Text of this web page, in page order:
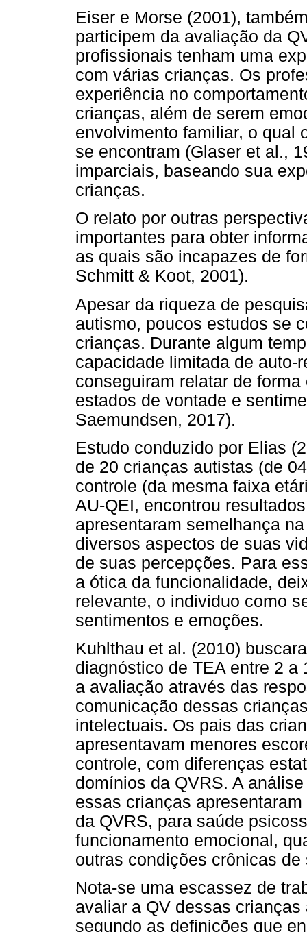
Eiser e Morse (2001),
participem da avaliação da
profissionais tenham uma
com várias crianças. Os
experiência no
crianças, além de serem
envolvimento familiar, o qual
se encontram (Glaser et al.,
imparciais, baseando sua
crianças.
O relato por outras
importantes para obter
as quais são incapazes de
Schmitt & Koot, 2001).
Apesar da riqueza de
autismo, poucos estudos se
crianças. Durante algum
capacidade limitada de auto-
conseguiram relatar de
estados de vontade e
Saemundsen, 2017).
Estudo conduzido por Elias
de 20 crianças autistas (de
controle (da mesma faixa
AU-QEI, encontrou
apresentaram semelhança
diversos aspectos de suas
de suas percepções. Para
a ótica da funcionalidade,
relevante, o individuo como
sentimentos e emoções.
Kuhlthau et al. (2010)
diagnóstico de TEA entre 2
a avaliação através das
comunicação dessas
intelectuais. Os pais das
apresentavam menores
controle, com diferenças
domínios da QVRS. A
essas crianças
da QVRS, para saúde
funcionamento emocional,
outras condições crônicas de
Nota-se uma escassez de
avaliar a QV dessas
segundo as definições que